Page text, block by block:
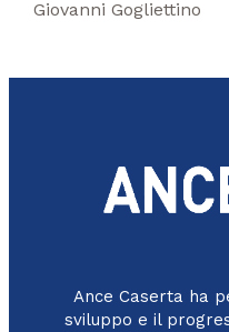
Giovanni Gogliettino
Ance Caserta ha
sviluppo e il